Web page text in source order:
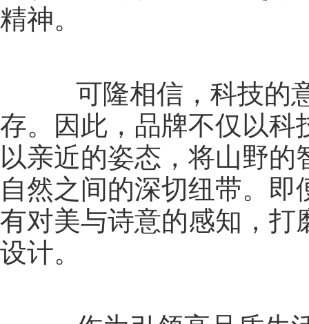
精神。
可隆相信，科技的意
存。因此，品牌不仅以科
以亲近的姿态，将山野
自然之间的深切纽带。
有对美与诗意的感知，打
设计。